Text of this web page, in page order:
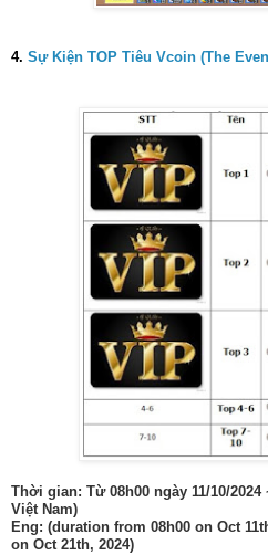
4. Sự Kiện TOP Tiêu Vcoin (The
Thời gian: Từ 08h00 ngày 11/10/2024
Việt Nam)
Eng: (duration from 08h00 on Oct
on Oct 21th, 2024)